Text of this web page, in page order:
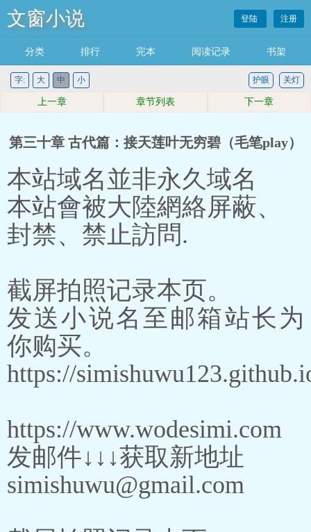
文窗小说 登陆 注册
分类 排行 完本 阅读记录 书架
字: 大 中 小 关灯
护眼
上一章 章节列表 下一章
第三十章 古代篇：接天莲叶无穷碧（毛笔play）
本站域名並非永久域名
本站會被大陸網絡屏蔽、
封禁、禁止訪問.
截屏拍照记录本页。
发送小说名至邮箱站长为
你购买。
https://
https://www.wodesimi.com
发邮件↓↓↓获取新地址
simishuwu@gmail.com